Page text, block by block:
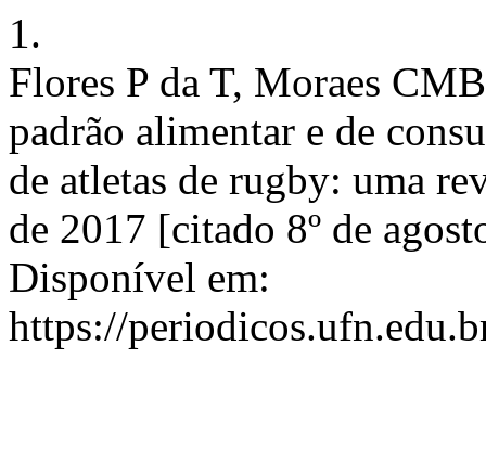
1.
Flores P da T, Moraes
padrão alimentar e de
de atletas de rugby: uma
de 2017 [citado 8º de
Disponível em:
https://